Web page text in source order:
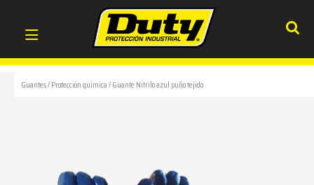
Guantes/Protección química/Guante Nitrilo azul puño tejido